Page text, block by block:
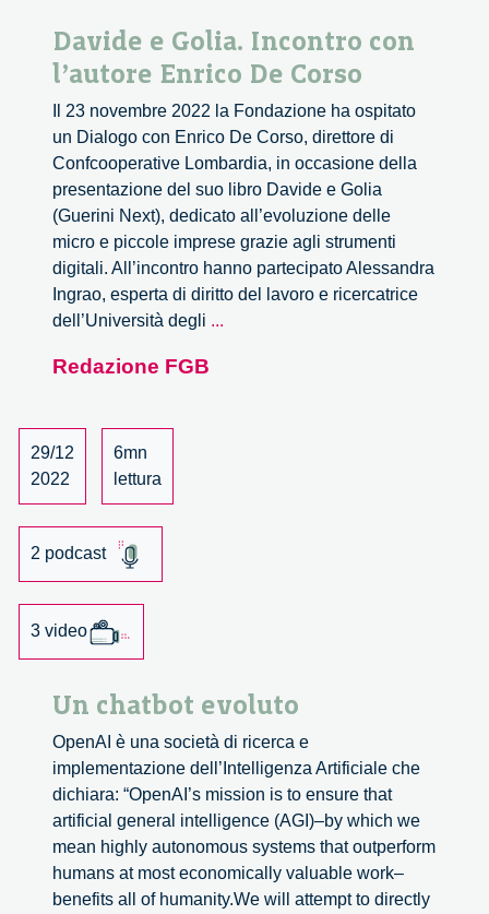
Davide e Golia. Incontro con
l’autore Enrico De Corso
Il 23 novembre 2022 la Fondazione ha ospitato
un Dialogo con Enrico De Corso, direttore di
Confcooperative Lombardia, in occasione della
presentazione del suo libro Davide e Golia
(Guerini Next), dedicato all’evoluzione delle
micro e piccole imprese grazie agli strumenti
digitali. All’incontro hanno partecipato Alessandra
Ingrao, esperta di diritto del lavoro e ricercatrice
dell’Università degli ...
Redazione FGB
29/12
2022
6mn
lettura
2 podcast
3 video
Un chatbot evoluto
OpenAI è una società di ricerca e
implementazione dell’Intelligenza Artificiale che
dichiara: “OpenAI’s mission is to ensure that
artificial general intelligence (AGI)–by which we
mean highly autonomous systems that outperform
humans at most economically valuable work–
benefits all of humanity.We will attempt to directly